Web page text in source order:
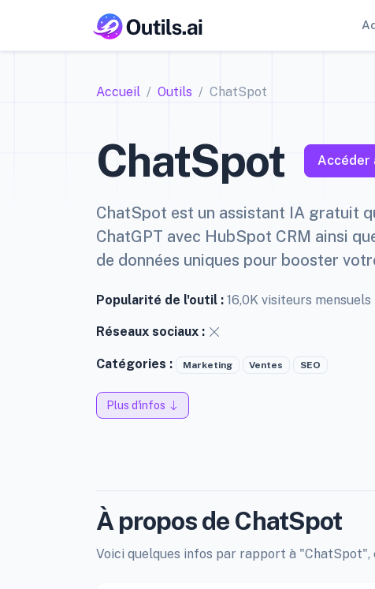
Accueil Outils ChatSpot
ChatSpot Accéder
ChatSpot est un assistant IA gratuit
ChatGPT avec HubSpot CRM ainsi
de données uniques pour booster
Popularité de l'outil : 16,0K visiteurs mensuels
Réseaux sociaux :
Catégories : Marketing Ventes SEO
Plus d'infos
À propos de ChatSpot
Voici quelques infos par rapport à